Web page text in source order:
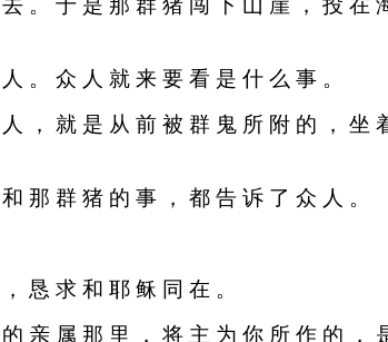
。 于 是 那 群 猪 闯 下 山 崖 ， 投 在
。 众 人 就 来 要 看 是 什 么 事 。
， 就 是 从 前 被 群 鬼 所 附 的 ， 坐
那 群 猪 的 事 ， 都 告 诉 了 众 人 。
恳 求 和 耶 稣 同 在 。
亲 属 那 里 ， 将 主 为 你 所 作 的 ，